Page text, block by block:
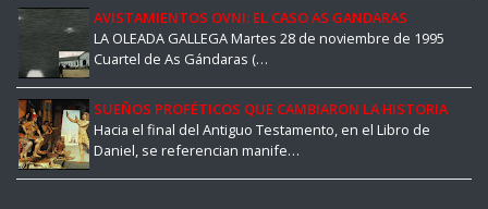
AVISTAMIENTOS OVNI: EL CASO AS GANDARAS
LA OLEADA GALLEGA Martes 28 de noviembre de 1995
Cuartel de As Gándaras (…
SUEÑOS PROFÉTICOS QUE CAMBIARON LA HISTORIA
Hacia el final del Antiguo Testamento, en el Libro de
Daniel, se referencian manife…